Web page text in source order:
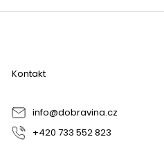
Z
Kontakt
info@dobravina.cz
+420 733 552 823